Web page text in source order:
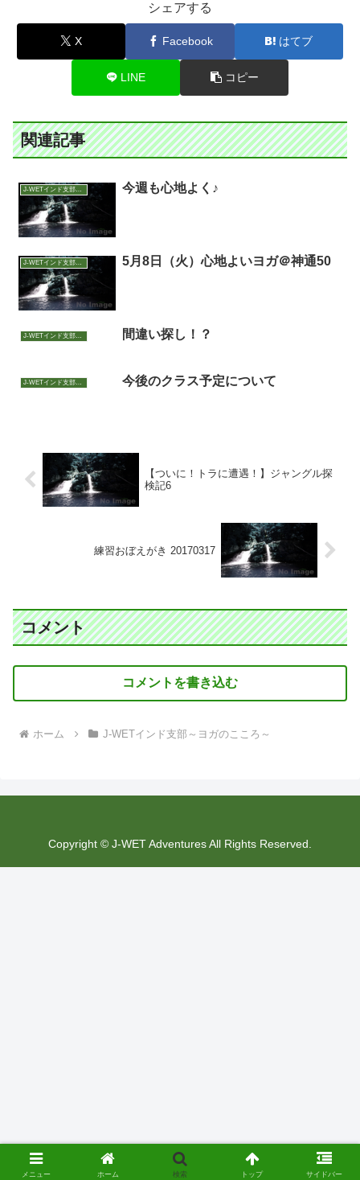
シェアする
X Facebook はてブ
LINE コピー
関連記事
J-WETインド支部～ヨガのこころ～ 今週も心地よく♪
J-WETインド支部～ヨガのこころ～ 5月8日（火）心地よいヨガ＠神通50
J-WETインド支部～ヨガのこころ～ 間違い探し！？
J-WETインド支部～ヨガのこころ～ 今後のクラス予定について
【ついに！トラに遭遇！】ジャングル探
検記6
練習おぼえがき 20170317
コメント
コメントを書き込む
ホーム J-WETインド支部～ヨガのこころ～
Copyright © J-WET Adventures All Rights Reserved.
メニュー ホーム 検索 トップ サイドバー